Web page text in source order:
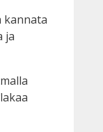
kannata
ja